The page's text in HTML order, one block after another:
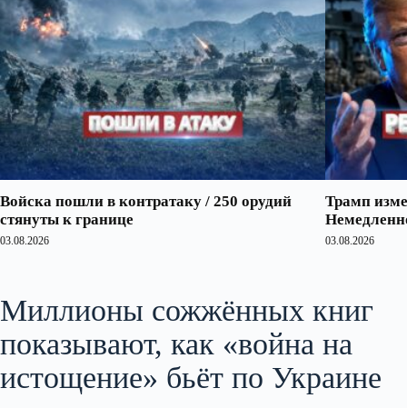
Войска пошли в контратаку / 250 орудий
стянуты к границе
03.08.2026
Трамп
03.08.2026
Миллионы сожжённых книг
показывают, как «война на
истощение» бьёт по Украине